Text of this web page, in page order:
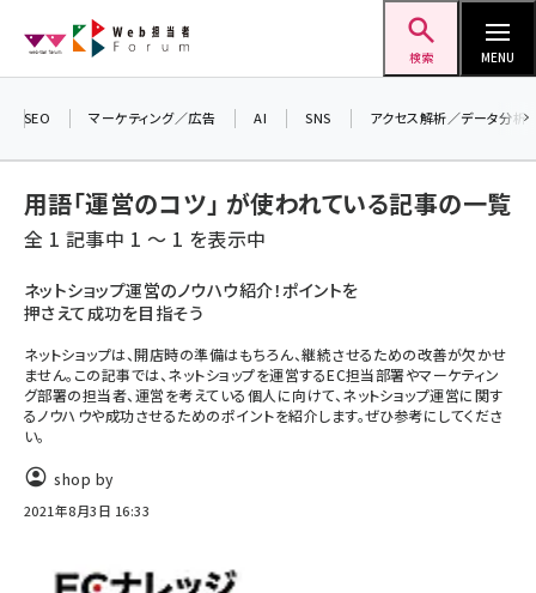
ン
検索 MENU
ai (2818)
youtube (2444)
note (2320)
z世代 (1629)
llmo (1167)
SEO マーケティング／広告 AI SNS アクセス解析／データ分析
用語「運営のコツ」 が使われている記事の一覧
全 1 記事中 1 ～ 1 を表示中
ネットショップ運営のノウハウ紹介！ポイントを
押さえて成功を目指そう
ネットショップは、開店時の準備はもちろん、継続させるための改善が欠かせ
ません。この記事では、ネットショップを運営するEC担当部署やマーケティン
グ部署の担当者、運営を考えている個人に向けて、ネットショップ運営に関す
るノウハウや成功させるためのポイントを紹介します。ぜひ参考にしてくださ
い。
shop by
2021年8月3日 16:33
＼ 8月27日開催、申し込み受付中！ ／
マーケティング フォーラム 2026」開催！
▼申し込みはこちらから▼